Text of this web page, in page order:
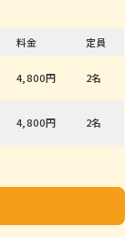
料金
定員
4,800円 2名
4,800円 2名